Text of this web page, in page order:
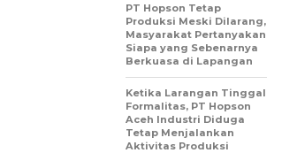
PT Hopson Tetap
Produksi Meski Dilarang,
Masyarakat Pertanyakan
Siapa yang Sebenarnya
Berkuasa di Lapangan
Ketika Larangan Tinggal
Formalitas, PT Hopson
Aceh Industri Diduga
Tetap Menjalankan
Aktivitas Produksi